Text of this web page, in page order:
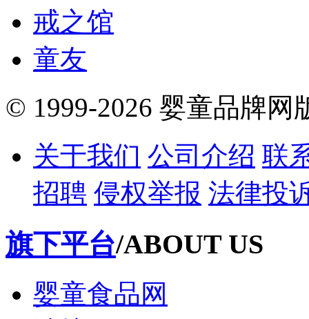
戒之馆
童友
© 1999-2026 婴童品牌网
关于我们 公司介绍 联
招聘 侵权举报 法律投
旗下平台/ABOUT US
婴童食品网